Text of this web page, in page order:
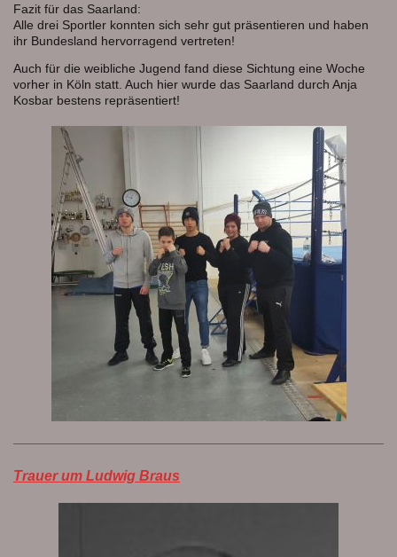
Fazit für das Saarland:
Alle drei Sportler konnten sich sehr gut präsentieren und haben
ihr Bundesland hervorragend vertreten!
Auch für die weibliche Jugend fand diese Sichtung eine Woche
vorher in Köln statt. Auch hier wurde das Saarland durch Anja
Kosbar bestens repräsentiert!
Trauer um Ludwig Braus